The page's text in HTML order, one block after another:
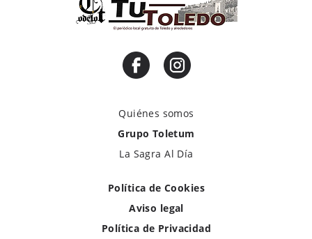
Quiénes somos
Grupo Toletum
La Sagra Al Día
Política de Cookies
Aviso legal
Política de Privacidad